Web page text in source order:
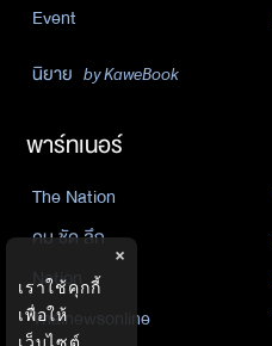
Event
นิยาย by KaweBook
พาร์ทเนอร์
The Nation
คม ชัด ลึก
Nation
Thainewsonline
×
เราใช้คุกกี้
เพื่อให้